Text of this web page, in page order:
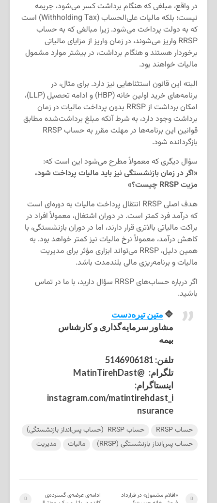
در واقع، مبلغی که هنگام برداشت کسر می‌شود، جریمه
نیست؛ بلکه مالیات علی‌الحساب (Withholding Tax) است
که به دولت پرداخت می‌شود. زیرا مبالغی که به حساب
RRSP واریز می‌شوند، در زمان واریز از مزایای مالیاتی
برخوردار هستند و هنگام برداشت، در بیشتر موارد مشمول
مالیات خواهند بود.
البته این قانون استثناهایی نیز دارد. برای مثال، در
برنامه‌های خرید اولین خانه (HBP) و ادامه تحصیل (LLP)،
امکان برداشت از RRSP بدون پرداخت مالیات در زمان
برداشت وجود دارد، به شرط آنکه مبلغ برداشت‌شده مطابق
قوانین این برنامه‌ها در مهلت مقرر به حساب RRSP
بازگردانده شود.
سؤال دیگری که معمولاً مطرح می‌شود این است که:
«اگر در زمان بازنشستگی نیز باید مالیات پرداخت شود،
مزیت RRSP چیست؟»
هدف اصلی RRSP انتقال پرداخت مالیات به دوره‌ای است
که درآمد فرد کمتر است. در دوران اشتغال، معمولاً افراد در
براکت مالیاتی بالاتری قرار دارند، اما در دوران بازنشستگی، با
کاهش درآمد، معمولاً نرخ مالیات نیز کمتر خواهد بود. به
همین دلیل، RRSP می‌تواند ابزاری مؤثر برای مدیریت
مالیات و برنامه‌ریزی مالی بلندمدت باشد.
اگر درباره حساب‌های RRSP سؤال دارید، با ما در تماس
باشید.
🔷 متین تیره‌دست
مشاور سرمایه‌گذاری و کارشناس
بیمه
تلفن:
تلگرام: @MatinTirehDast
اینستاگرام:
instagram.com/matintirehdast_i
nsurance
حساب RRSP
حساب RRSP (حساب پس‌انداز بازنشستگی)‌
حساب پس‌انداز بازنشستگی (RRSP)
مالیات مدیریت
ادامه‌ی عرضه‌ی گسترده‌ی
«اقلام مشمول» در قرارداد